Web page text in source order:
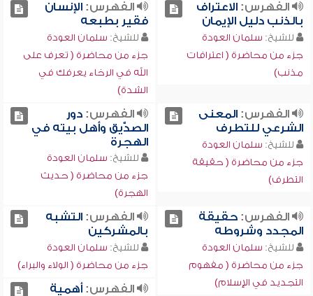
الفهرس:الاعتراف
بالذنب دليل الإيمان
للشيخ: سلمان العودة
جزء من محاضرة ( اعترافات
مذنب)
الفهرس:الإنسان
فقير بطبعه
للشيخ: سلمان العودة
جزء من محاضرة ( تعرف على
الله في الرخاء يعرفك في
الشدة)
الفهرس:المعنى
الشرعي للتطرف
للشيخ: سلمان العودة
جزء من محاضرة ( حقيقة
التطرف)
الفهرس:دور
الصدِّّيق وأهل بيته في
الهجرة
للشيخ: سلمان العودة
جزء من محاضرة ( حديث
الهجرة)
الفهرس:حقيقة
المجدد وشروطه
للشيخ: سلمان العودة
جزء من محاضرة ( مفهوم
التجديد في الإسلام)
الفهرس:التشبه
بالمشركين
للشيخ: سلمان العودة
جزء من محاضرة ( الولاء والبراء)
الفهرس:أهمية